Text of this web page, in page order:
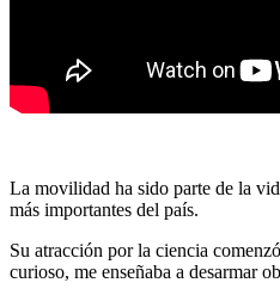
La movilidad ha sido parte de la
más importantes del país.
Su atracción por la ciencia
curioso, me enseñaba a desarmar